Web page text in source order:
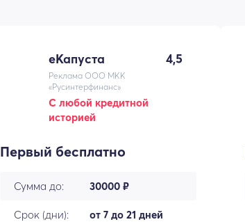
еКапуста 4,5
Реклама ООО МКК
«Русинтерфинанс»
С любой кредитной
историей
Первый бесплатно
Сумма до: 30000 ₽
Срок (дни): от 7 до 21 дней